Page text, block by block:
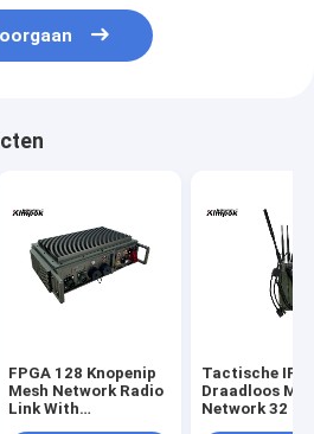
FPGA 128 Knopenip
Mesh Network Radio
Link With
Tactische IP
Draadloos
Network 32